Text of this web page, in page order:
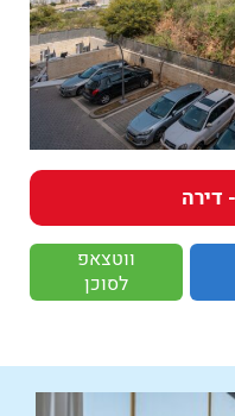
ווטצאפ
לסוכן